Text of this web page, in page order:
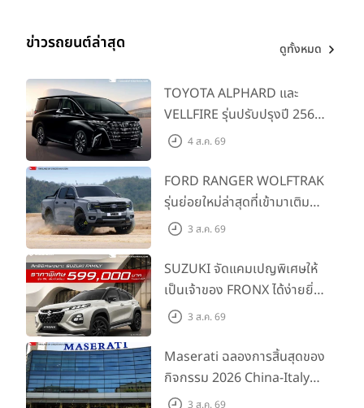
ข่าวรถยนต์ล่าสุด ดูทั้งหมด
TOYOTA ALPHARD และ
VELLFIRE รุ่นปรับปรุงปี 2569
พร้อมรุ่นย่อยใหม่ HEV
4 ส.ค. 69
FORD RANGER WOLFTRAK
รุ่นย่อยใหม่ล่าสุดที่เข้ามาเติม
เต็มไลน์อัป พร้อมตอบโจทย์ทุก
พร้อมลุย ด้วยราคาพิเศษเริ่ม
ต้นที่ 9.49 แสนบาท
3 ส.ค. 69
SUZUKI จัดแคมเปญพิเศษให้
เป็นเจ้าของ FRONX ได้ง่ายยิ่ง
ขึ้นสำหรับรุ่น GL ราคาพิเศษ
200 คัน พร้อมข้อเสนอสุดคุ้ม
3 ส.ค. 69
Maserati ฉลองการสิ้นสุดของ
กิจกรรม 2026 China-Italy
Grand Tour ณ สำนักงาน
3 ส.ค. 69